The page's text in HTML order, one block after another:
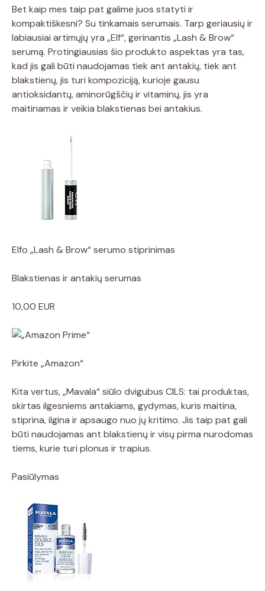
Bet kaip mes taip pat galime juos statyti ir
kompaktiškesni? Su tinkamais serumais. Tarp geriausių ir
labiausiai artimųjų yra „Elf“, gerinantis „Lash & Brow“
serumą. Protingiausias šio produkto aspektas yra tas,
kad jis gali būti naudojamas tiek ant antakių, tiek ant
blakstienų, jis turi kompoziciją, kurioje gausu
antioksidantų, aminorūgščių ir vitaminų, jis yra
maitinamas ir veikia blakstienas bei antakius.
Elfo „Lash & Brow“ serumo stiprinimas
Blakstienas ir antakių serumas
10,00 EUR
Pirkite „Amazon“
Kita vertus, „Mavala“ siūlo dvigubus CILS: tai produktas,
skirtas ilgesniems antakiams, gydymas, kuris maitina,
stiprina, ilgina ir apsaugo nuo jų kritimo. Jis taip pat gali
būti naudojamas ant blakstienų ir visų pirma nurodomas
tiems, kurie turi plonus ir trapius.
Pasiūlymas